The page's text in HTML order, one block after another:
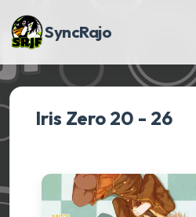
SyncRajo
Iris Zero 20 - 26